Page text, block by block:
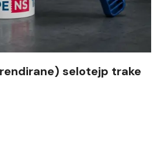
selotejp trake